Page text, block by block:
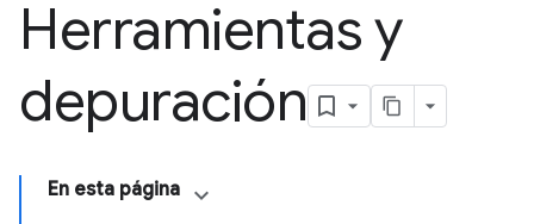
Herramientas y
depuración
En esta página